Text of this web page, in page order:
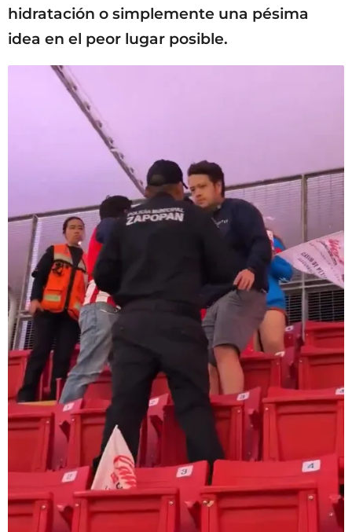
hidratación o simplemente una pésima
idea en el peor lugar posible.